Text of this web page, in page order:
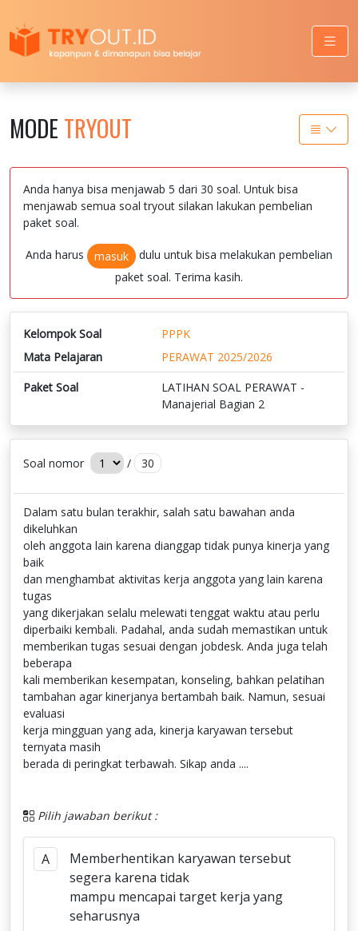
MODE TRYOUT
Anda hanya bisa menjawab 5 dari 30 soal. Untuk bisa
menjawab semua soal tryout silakan lakukan pembelian
paket soal.
Anda harus masuk
dulu untuk bisa melakukan pembelian
paket soal. Terima kasih.
Kelompok Soal
PPPK
Mata Pelajaran
PERAWAT 2025/2026
Paket Soal
LATIHAN SOAL PERAWAT -
Manajerial Bagian 2
Soal nomor / 30
Dalam satu bulan terakhir, salah satu bawahan anda
dikeluhkan
oleh anggota lain karena dianggap tidak punya kinerja yang
baik
dan menghambat aktivitas kerja anggota yang lain karena
tugas
yang dikerjakan selalu melewati tenggat waktu atau perlu
diperbaiki kembali. Padahal, anda sudah memastikan untuk
memberikan tugas sesuai dengan jobdesk. Anda juga telah
beberapa
kali memberikan kesempatan, konseling, bahkan pelatihan
tambahan agar kinerjanya bertambah baik. Namun, sesuai
evaluasi
kerja mingguan yang ada, kinerja karyawan tersebut
ternyata masih
berada di peringkat terbawah. Sikap anda ....
Pilih jawaban berikut :
A
Memberhentikan karyawan tersebut
segera karena tidak
mampu mencapai target kerja yang
seharusnya